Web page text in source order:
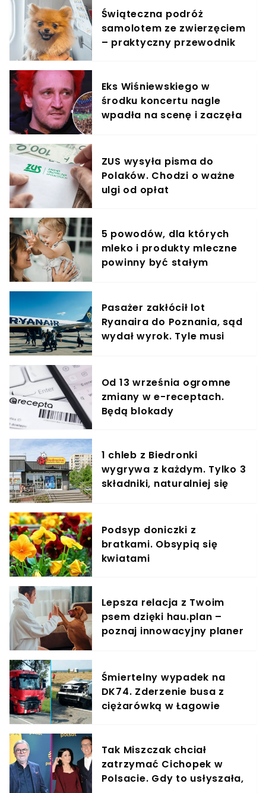
Świąteczna podróż
samolotem ze zwierzęciem
– praktyczny przewodnik
Eks Wiśniewskiego w
środku koncertu nagle
wpadła na scenę i zaczęła
ZUS wysyła pisma do
Polaków. Chodzi o ważne
ulgi od opłat
5 powodów, dla których
mleko i produkty mleczne
powinny być stałym
Pasażer zakłócił lot
Ryanaira do Poznania, sąd
wydał wyrok. Tyle musi
Od 13 września ogromne
zmiany w e-receptach.
Będą blokady
1 chleb z Biedronki
wygrywa z każdym. Tylko 3
składniki, naturalniej się
Podsyp doniczki z
bratkami. Obsypią się
kwiatami
Lepsza relacja z Twoim
psem dzięki hau.plan –
poznaj innowacyjny planer
Śmiertelny wypadek na
DK74. Zderzenie busa z
ciężarówką w Łagowie
Tak Miszczak chciał
zatrzymać Cichopek w
Polsacie. Gdy to usłyszała,